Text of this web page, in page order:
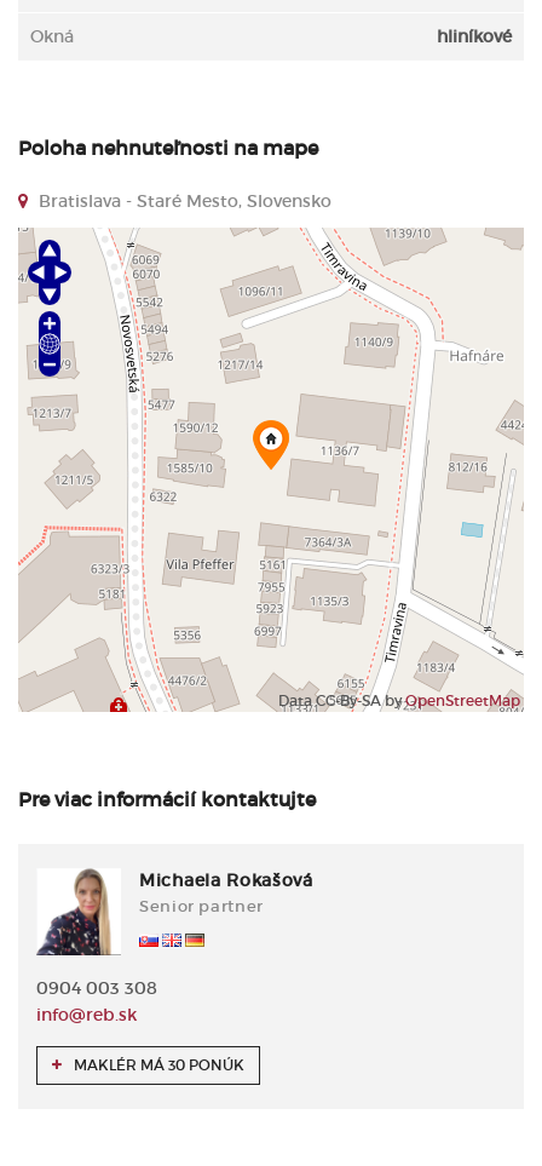
Okná hliníkové
Poloha nehnuteľnosti na mape
Bratislava - Staré Mesto, Slovensko
Data CC-By-SA byOpenStreetMap
Pre viac informácií kontaktujte
Michaela Rokašová
Senior partner
0904 003 308
info@reb.sk
MAKLÉR MÁ 30 PONÚK